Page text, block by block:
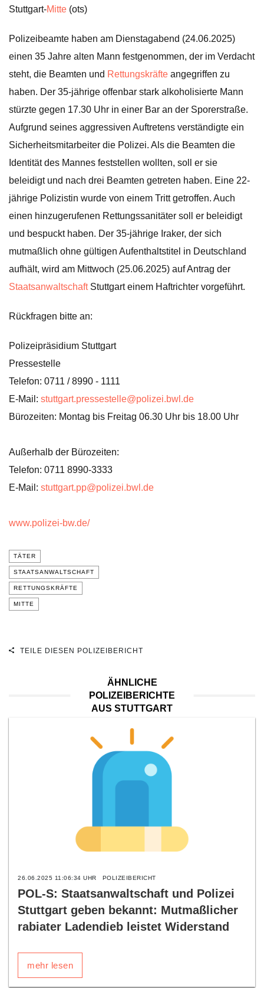
Stuttgart-Mitte (ots)
Polizeibeamte haben am Dienstagabend (24.06.2025)
einen 35 Jahre alten Mann festgenommen, der im Verdacht
steht, die Beamten und Rettungskräfte angegriffen zu
haben. Der 35-jährige offenbar stark alkoholisierte Mann
stürzte gegen 17.30 Uhr in einer Bar an der Sporerstraße.
Aufgrund seines aggressiven Auftretens verständigte ein
Sicherheitsmitarbeiter die Polizei. Als die Beamten die
Identität des Mannes feststellen wollten, soll er sie
beleidigt und nach drei Beamten getreten haben. Eine 22-
jährige Polizistin wurde von einem Tritt getroffen. Auch
einen hinzugerufenen Rettungssanitäter soll er beleidigt
und bespuckt haben. Der 35-jährige Iraker, der sich
mutmaßlich ohne gültigen Aufenthaltstitel in Deutschland
aufhält, wird am Mittwoch (25.06.2025) auf Antrag der
StaatsanwaltschaftStuttgart einem Haftrichter vorgeführt.
Rückfragen bitte an:
Polizeipräsidium Stuttgart
Pressestelle
Telefon: 0711 / 8990 - 1111
E-Mail: stuttgart.pressestelle@polizei.bwl.de
Bürozeiten: Montag bis Freitag 06.30 Uhr bis 18.00 Uhr
Außerhalb der Bürozeiten:
Telefon: 0711 8990-3333
E-Mail: stuttgart.pp@polizei.bwl.de
www.polizei-bw.de/
TÄTER
STAATSANWALTSCHAFT
RETTUNGSKRÄFTE
MITTE
TEILE DIESEN POLIZEIBERICHT
ÄHNLICHE
POLIZEIBERICHTE
AUS STUTTGART
26.06.2025 11:06:34 UHR POLIZEIBERICHT
POL-S: Staatsanwaltschaft und Polizei
Stuttgart geben bekannt: Mutmaßlicher
rabiater Ladendieb leistet Widerstand
mehr lesen